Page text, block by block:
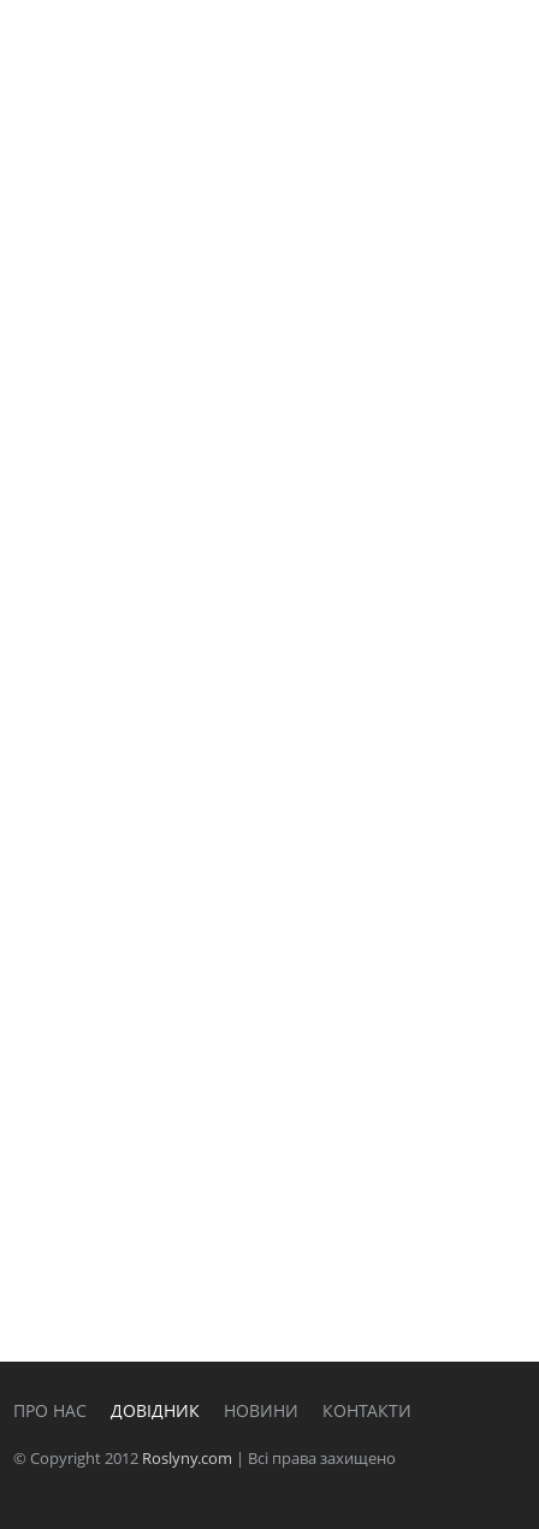
ПРО НАС ДОВІДНИК НОВИНИ КОНТАКТИ
© Copyright 2012 Roslyny.com | Всі права захищено